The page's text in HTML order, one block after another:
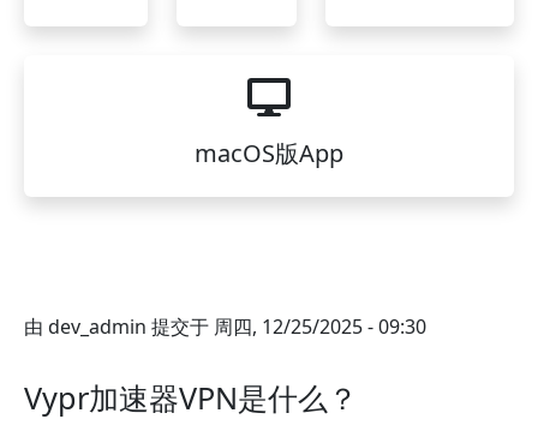
macOS版App
由 dev_admin 提交于 周四, 12/25/2025 - 09:30
Vypr加速器VPN是什么？